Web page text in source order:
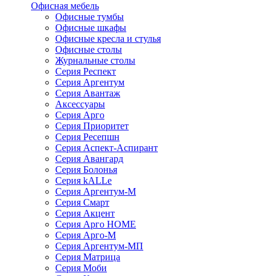
Офисная мебель
Офисные тумбы
Офисные шкафы
Офисные кресла и стулья
Офисные столы
Журнальные столы
Серия Респект
Серия Аргентум
Серия Авантаж
Аксессуары
Серия Арго
Серия Приоритет
Серия Ресепшн
Серия Аспект-Аспирант
Серия Авангард
Серия Болонья
Серия kALLe
Серия Аргентум-М
Серия Смарт
Серия Акцент
Серия Арго HOME
Серия Арго-М
Серия Аргентум-МП
Серия Матрица
Серия Моби